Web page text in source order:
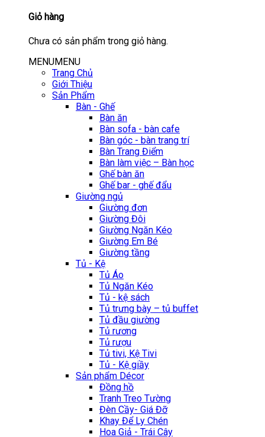
Giỏ hàng
Chưa có sản phẩm trong giỏ hàng.
MENUMENU
Trang Chủ
Giới Thiệu
Sản Phẩm
Bàn - Ghế
Bàn ăn
Bàn sofa - bàn cafe
Bàn góc - bàn trang trí
Bàn Trang Điểm
Bàn làm việc – Bàn học
Ghế bàn ăn
Ghế bar - ghế đẩu
Giường ngủ
Giường đơn
Giường Đôi
Giường Ngăn Kéo
Giường Em Bé
Giường tầng
Tủ - Kệ
Tủ Áo
Tủ Ngăn Kéo
Tủ - kệ sách
Tủ trưng bày – tủ buffet
Tủ đầu giường
Tủ rương
Tủ rượu
Tủ tivi, Kệ Tivi
Tủ - Kệ giầy
Sản phẩm Décor
Đồng hồ
Tranh Treo Tường
Đèn Cầy- Giá Đỡ
Khay Để Ly Chén
Hoa Giả - Trái Cây